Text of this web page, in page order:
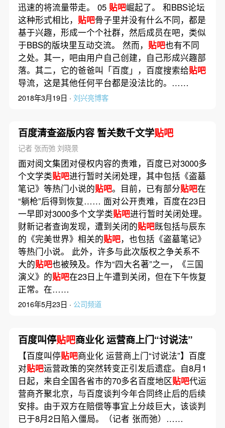
迅速的将流量带走。 05 贴吧崛起了。 和BBS论坛
这种形式相比， 贴吧骨子里并没有什么不同，都是
基于兴趣，形成一个个社群，然后成员在吧，类似
于BBS的版块里互动交流。 然而， 贴吧也有不同
之处。其一，吧由用户自己创建，自己形成兴趣部
落。其二，它的爸爸叫「百度」，百度搜索给贴吧
导流，这是其他任何平台都是没法比的。……
2018年3月19日 · 刘兴亮博客
百度清查盗版内容 暂关数千文学贴吧
记者 张而弛 刘晓景
面对阅文集团对侵权内容的责难，百度已对3000多
个文学类贴吧进行暂时关闭处理，其中包括《盗墓
笔记》等热门小说的贴吧。目前，已有部分贴吧在
“躺枪”后得到恢复…… 面对公开责难，百度在23日
一早即对3000多个文学类贴吧进行暂时关闭处理。
财新记者查询发现，遭到关闭的贴吧既包括与辰东
的《完美世界》相关的贴吧，也包括《盗墓笔记》
等热门小说。 此外，许多与此次版权之争关系不
大的贴吧也被殃及。作为“四大名著”之一，《三国
演义》的贴吧在23日上午遭到关闭，但在下午恢复
正常。在……
2016年5月23日 · 公司频道
百度叫停贴吧商业化 运营商上门“讨说法”
【百度叫停贴吧商业化 运营商上门“讨说法”】百度
对贴吧运营政策的突然转变正引发后遗症。自8月1
日起，来自全国各省市的70多名百度地区贴吧代运
营商齐聚北京，与百度谈判今年合同终止后的后续
安排。由于双方在赔偿等事宜上分歧巨大，该谈判
已于8月2日陷入僵局。（记者 张而弛）……